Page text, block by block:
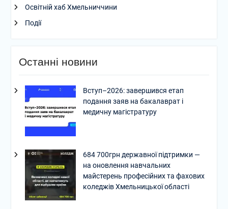
Освітній хаб Хмельниччини
Події
Останні новини
Вступ–2026: завершився етап
подання заяв на бакалаврат і
медичну магістратуру
684 700грн державної підтримки —
на оновлення навчальних
майстерень професійних та фахових
коледжів Хмельницької області